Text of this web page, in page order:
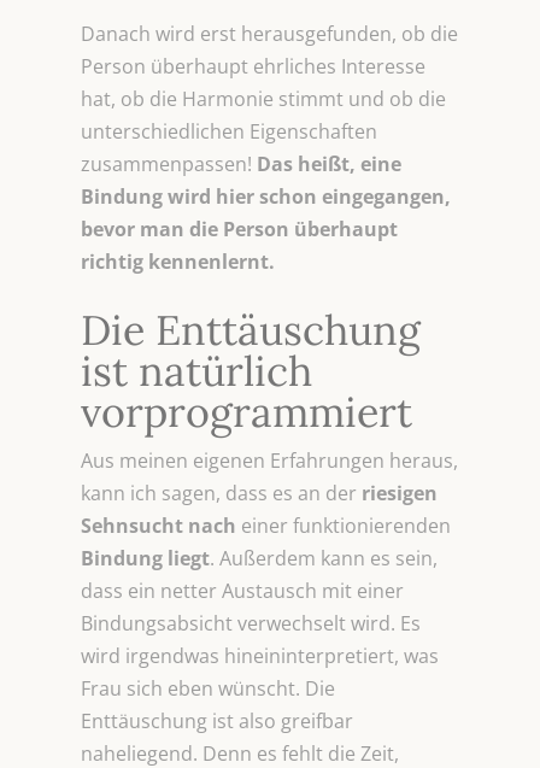
Danach wird erst herausgefunden, ob die
Person überhaupt ehrliches Interesse
hat, ob die Harmonie stimmt und ob die
unterschiedlichen Eigenschaften
zusammenpassen! Das heißt, eine
Bindung wird hier schon eingegangen,
bevor man die Person überhaupt
richtig kennenlernt.
Die Enttäuschung
ist natürlich
vorprogrammiert
Aus meinen eigenen Erfahrungen heraus,
kann ich sagen, dass es an der riesigen
Sehnsucht nach einer funktionierenden
Bindung liegt. Außerdem kann es sein,
dass ein netter Austausch mit einer
Bindungsabsicht verwechselt wird. Es
wird irgendwas hineininterpretiert, was
Frau sich eben wünscht. Die
Enttäuschung ist also greifbar
naheliegend. Denn es fehlt die Zeit,